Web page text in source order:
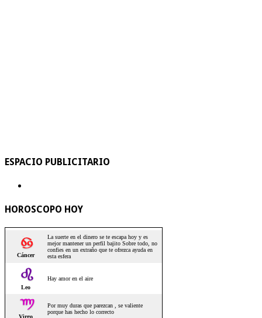
ESPACIO PUBLICITARIO
HOROSCOPO HOY